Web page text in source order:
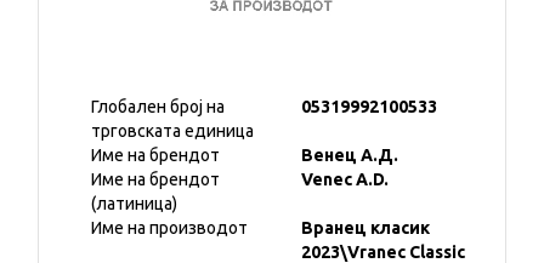
Глобален број на
трговската единица
05319992100533
Име на брендот
Венец А.Д.
Име на брендот
(латиница)
Venec A.D.
Име на производот
Вранец класик
2023\Vranec Classic